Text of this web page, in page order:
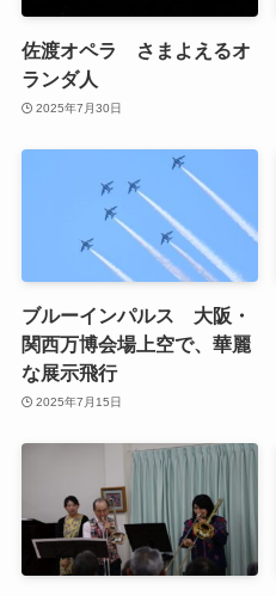
佐渡オペラ さまよえるオ
ランダ人
2025年7月30日
ブルーインパルス 大阪・
関西万博会場上空で、華麗
な展示飛行
2025年7月15日